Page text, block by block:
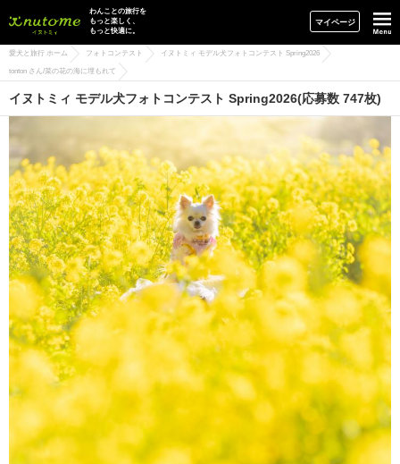
イヌトミィ
わんことの旅行を
もっと楽しく、
もっと快適に。
マイページ
愛犬と旅行 ホーム フォトコンテスト イヌトミィ モデル犬フォトコンテスト Spring2026
tonton さん/菜の花の海に埋もれて
イヌトミィ モデル犬フォトコンテスト Spring2026(応募数 747枚)